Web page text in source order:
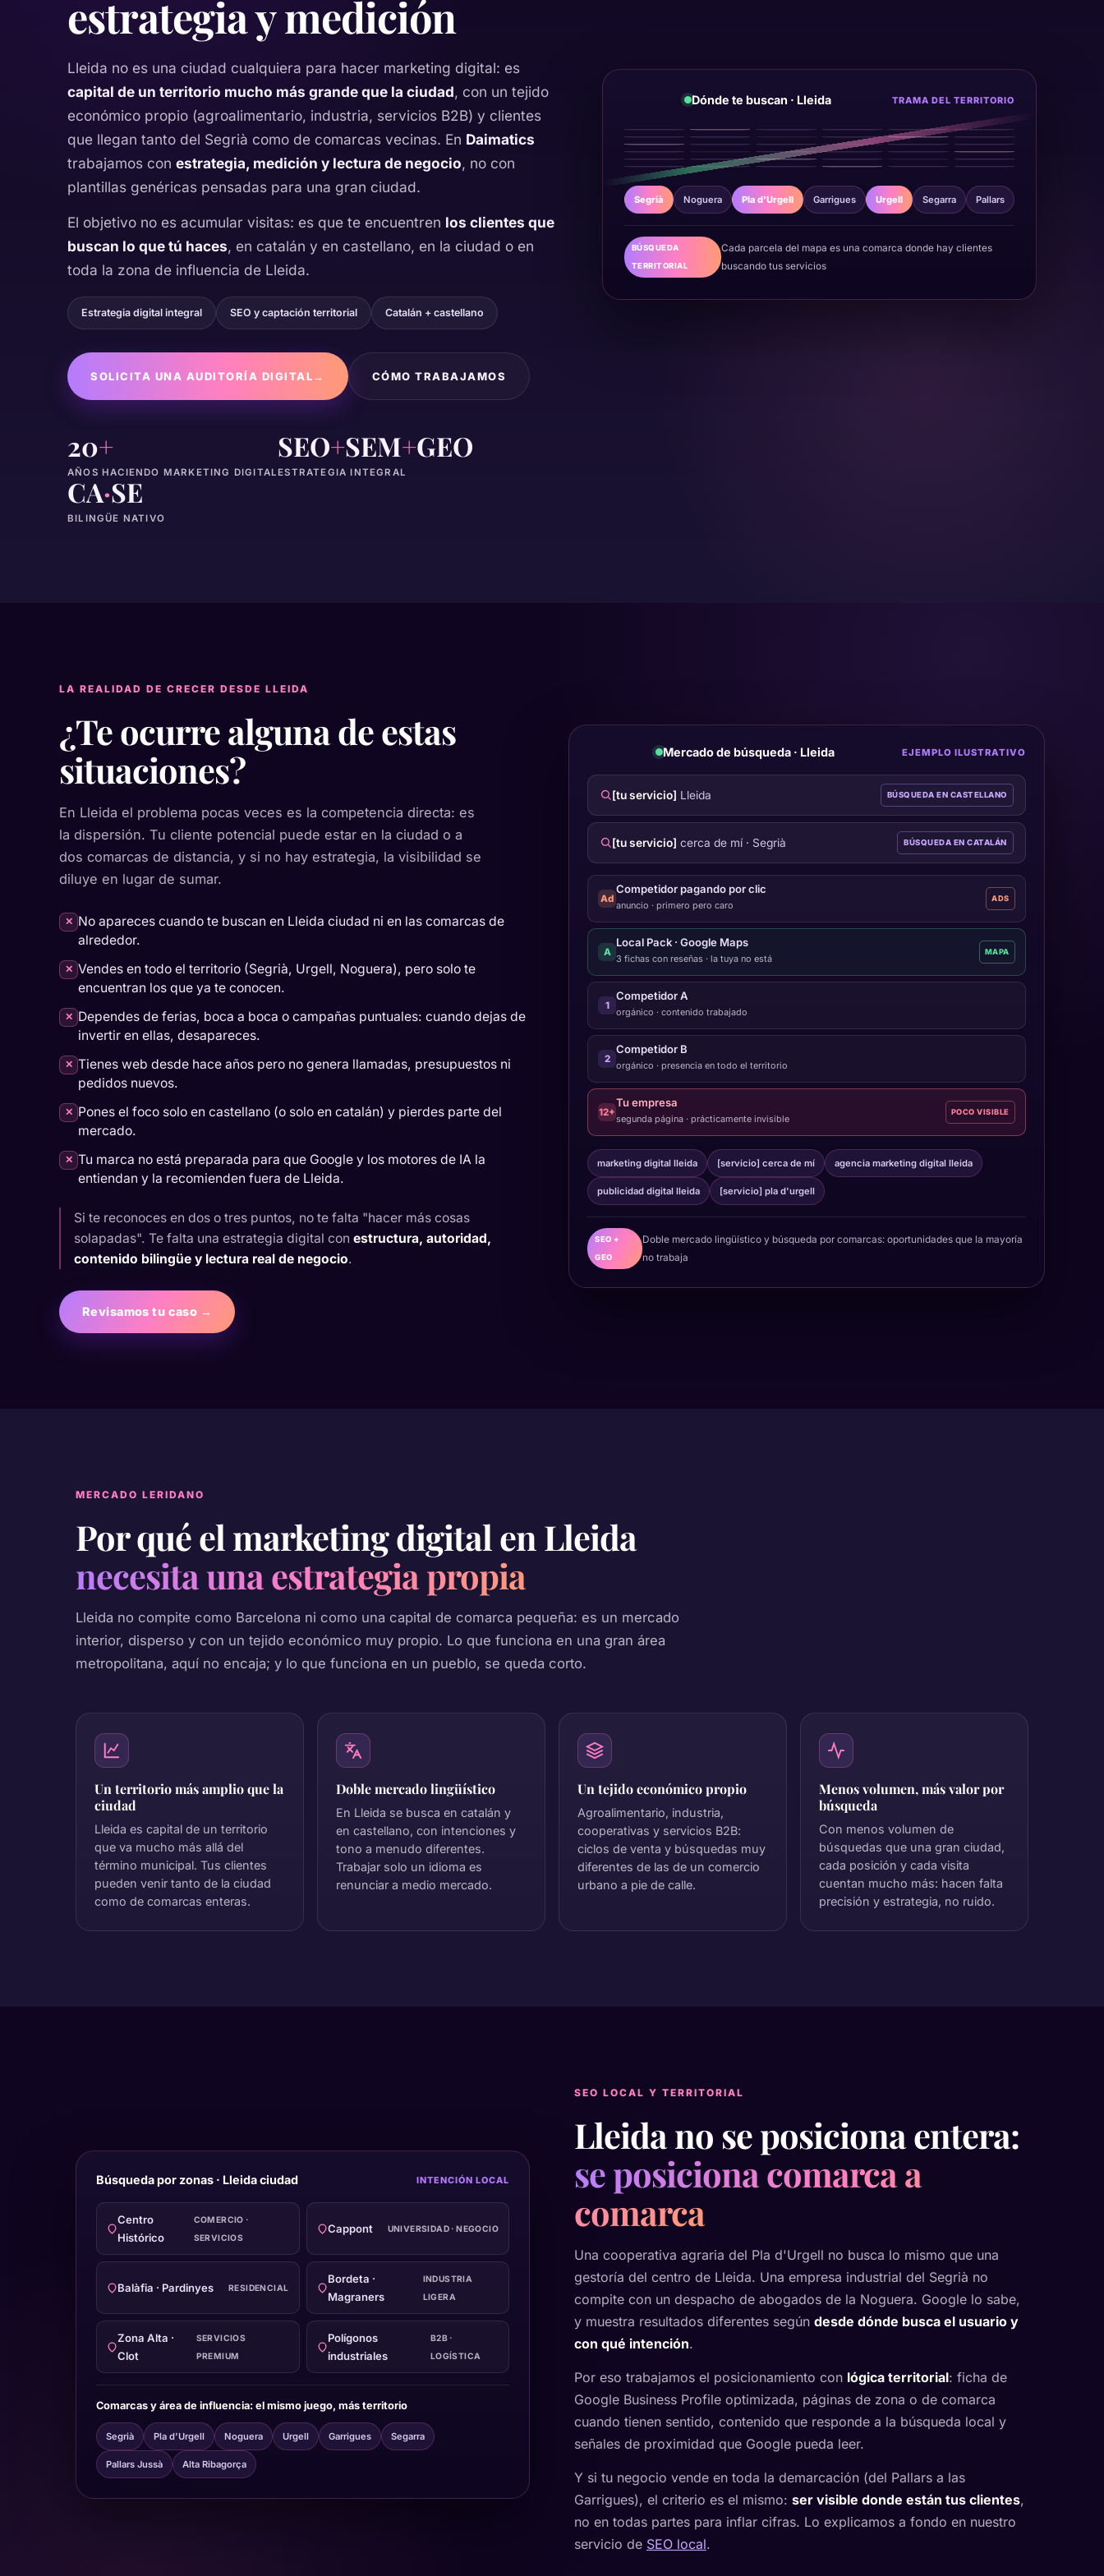
estrategia y medición
Lleida no es una ciudad cualquiera para hacer marketing digital: es
capital de un territorio mucho más grande que la ciudad, con un tejido
económico propio (agroalimentario, industria, servicios B2B) y clientes
que llegan tanto del Segrià como de comarcas vecinas. En Daimatics
trabajamos con estrategia, medición y lectura de negocio, no con
plantillas genéricas pensadas para una gran ciudad.
El objetivo no es acumular visitas: es que te encuentren los clientes que
buscan lo que tú haces, en catalán y en castellano, en la ciudad o en
toda la zona de influencia de Lleida.
Estrategia digital integral SEO y captación territorial Catalán + castellano
SOLICITA UNA AUDITORÍA DIGITAL→ CÓMO TRABAJAMOS
20+
AÑOS HACIENDO MARKETING DIGITAL
SEO+SEM+GEO
ESTRATEGIA INTEGRAL
CA·SE
BILINGÜE NATIVO
Dónde te buscan · Lleida TRAMA DEL TERRITORIO
Segrià Noguera Pla d'Urgell Garrigues Urgell Segarra Pallars
BÚSQUEDA
TERRITORIAL
Cada parcela del mapa es una comarca donde hay clientes
buscando tus servicios
LA REALIDAD DE CRECER DESDE LLEIDA
¿Te ocurre alguna de estas
situaciones?
En Lleida el problema pocas veces es la competencia directa: es
la dispersión. Tu cliente potencial puede estar en la ciudad o a
dos comarcas de distancia, y si no hay estrategia, la visibilidad se
diluye en lugar de sumar.
✕ No apareces cuando te buscan en Lleida ciudad ni en las comarcas de
alrededor.
✕ Vendes en todo el territorio (Segrià, Urgell, Noguera), pero solo te
encuentran los que ya te conocen.
✕ Dependes de ferias, boca a boca o campañas puntuales: cuando dejas de
invertir en ellas, desapareces.
✕ Tienes web desde hace años pero no genera llamadas, presupuestos ni
pedidos nuevos.
✕ Pones el foco solo en castellano (o solo en catalán) y pierdes parte del
mercado.
✕ Tu marca no está preparada para que Google y los motores de IA la
entiendan y la recomienden fuera de Lleida.
Si te reconoces en dos o tres puntos, no te falta "hacer más cosas
solapadas". Te falta una estrategia digital con estructura, autoridad,
contenido bilingüe y lectura real de negocio.
Revisamos tu caso →
Mercado de búsqueda · Lleida EJEMPLO ILUSTRATIVO
[tu servicio] Lleida BÚSQUEDA EN CASTELLANO
[tu servicio] cerca de mí · Segrià BÚSQUEDA EN CATALÁN
Ad
Competidor pagando por clic
anuncio · primero pero caro
ADS
A
Local Pack · Google Maps
3 fichas con reseñas · la tuya no está
MAPA
1
Competidor A
orgánico · contenido trabajado
2
Competidor B
orgánico · presencia en todo el territorio
12+
Tu empresa
segunda página · prácticamente invisible
POCO VISIBLE
marketing digital lleida [servicio] cerca de mí agencia marketing digital lleida
publicidad digital lleida [servicio] pla d'urgell
SEO +
GEO
Doble mercado lingüístico y búsqueda por comarcas: oportunidades que la mayoría
no trabaja
MERCADO LERIDANO
Por qué el marketing digital en Lleida
necesita una estrategia propia
Lleida no compite como Barcelona ni como una capital de comarca pequeña: es un mercado
interior, disperso y con un tejido económico muy propio. Lo que funciona en una gran área
metropolitana, aquí no encaja; y lo que funciona en un pueblo, se queda corto.
Un territorio más amplio que la
ciudad
Lleida es capital de un territorio
que va mucho más allá del
término municipal. Tus clientes
pueden venir tanto de la ciudad
como de comarcas enteras.
Doble mercado lingüístico
En Lleida se busca en catalán y
en castellano, con intenciones y
tono a menudo diferentes.
Trabajar solo un idioma es
renunciar a medio mercado.
Un tejido económico propio
Agroalimentario, industria,
cooperativas y servicios B2B:
ciclos de venta y búsquedas muy
diferentes de las de un comercio
urbano a pie de calle.
Menos volumen, más valor por
búsqueda
Con menos volumen de
búsquedas que una gran ciudad,
cada posición y cada visita
cuentan mucho más: hacen falta
precisión y estrategia, no ruido.
Búsqueda por zonas · Lleida ciudad INTENCIÓN LOCAL
Centro
Histórico
COMERCIO ·
SERVICIOS
Cappont UNIVERSIDAD · NEGOCIO
Balàfia · Pardinyes RESIDENCIAL
Bordeta ·
Magraners
INDUSTRIA
LIGERA
Zona Alta ·
Clot
SERVICIOS
PREMIUM
Polígonos
industriales
B2B ·
LOGÍSTICA
Comarcas y área de influencia: el mismo juego, más territorio
Segrià Pla d'Urgell Noguera Urgell Garrigues Segarra
Pallars Jussà Alta Ribagorça
SEO LOCAL Y TERRITORIAL
Lleida no se posiciona entera:
se posiciona comarca a
comarca
Una cooperativa agraria del Pla d'Urgell no busca lo mismo que una
gestoría del centro de Lleida. Una empresa industrial del Segrià no
compite con un despacho de abogados de la Noguera. Google lo sabe,
y muestra resultados diferentes según desde dónde busca el usuario y
con qué intención.
Por eso trabajamos el posicionamiento con lógica territorial: ficha de
Google Business Profile optimizada, páginas de zona o de comarca
cuando tienen sentido, contenido que responde a la búsqueda local y
señales de proximidad que Google pueda leer.
Y si tu negocio vende en toda la demarcación (del Pallars a las
Garrigues), el criterio es el mismo: ser visible donde están tus clientes,
no en todas partes para inflar cifras. Lo explicamos a fondo en nuestro
servicio de SEO local.